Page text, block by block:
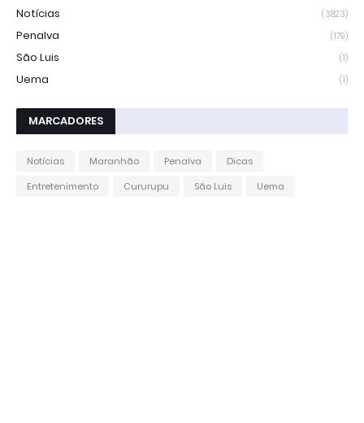
Notícias (3823)
Penalva (179)
São Luis (1)
Uema (1)
MARCADORES
Notícias Maranhão Penalva
Dicas
Entretenimento
Cururupu São Luis Uema